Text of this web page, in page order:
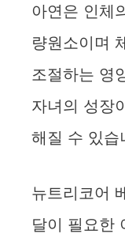
아연은 인체
량원소이며
조절하는 영
자녀의 성장
해질 수 있습
뉴트리코어
달이 필요한